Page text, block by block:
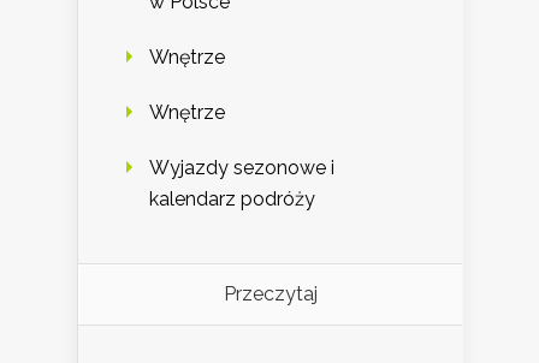
Wnętrze
Wnętrze
Wyjazdy sezonowe i
kalendarz podróży
Przeczytaj